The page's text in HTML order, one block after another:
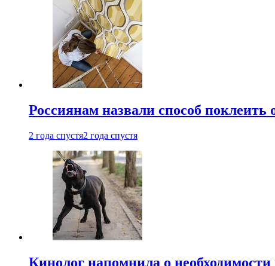
Россиянам назвали способ поклеить
2 года спустя2 года спустя
Кинолог напомнила о